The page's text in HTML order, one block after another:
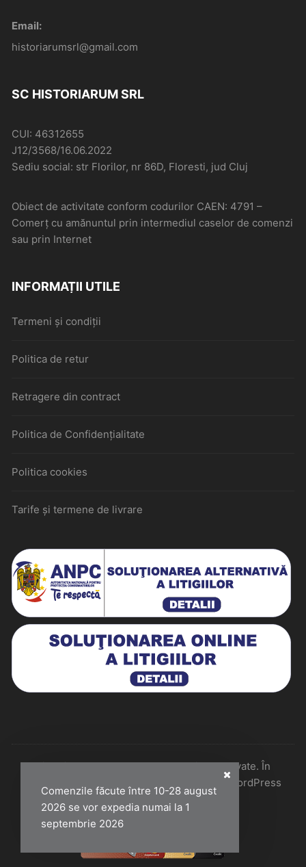
Comenzile făcute între 10-28 august
2026 se vor expedia numai la 1
septembrie 2026
Email:
historiarumsrl@gmail.com
SC HISTORIARUM SRL
CUI: 46312655
J12/3568/16.06.2022
Sediu social: str Florilor, nr 86D, Floresti, jud Cluj
Obiect de activitate conform codurilor CAEN: 4791 –
Comerţ cu amănuntul prin intermediul caselor de comenzi
sau prin Internet
INFORMAȚII UTILE
Termeni și condiții
Politica de retur
Retragere din contract
Politica de Confidențialitate
Politica cookies
Tarife și termene de livrare
Historiarum 2026 - Toate drepturile rezervate. În
colaborare cu Perfect Pixel & Mentenanță WordPress